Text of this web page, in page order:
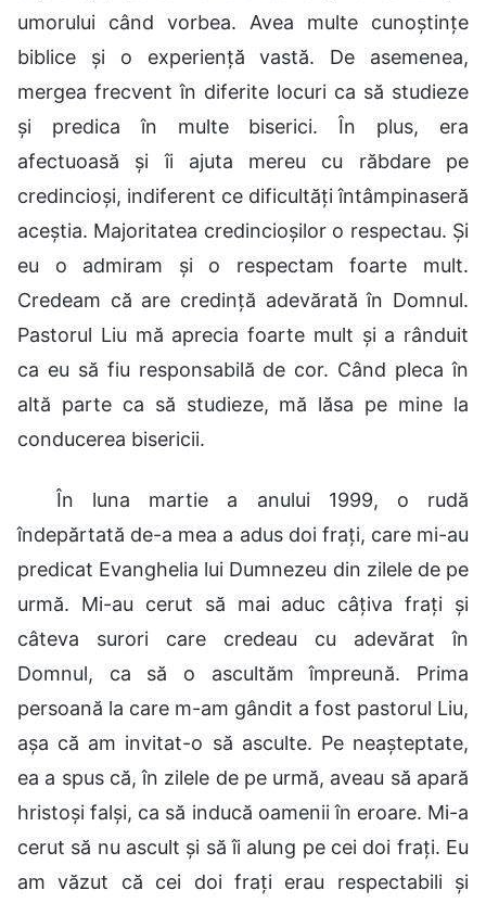
umorului când vorbea. Avea multe cunoștințe
biblice și o experiență vastă. De asemenea,
mergea frecvent în diferite locuri ca să studieze
și predica în multe biserici. În plus, era
afectuoasă și îi ajuta mereu cu răbdare pe
credincioși, indiferent ce dificultăți întâmpinaseră
aceștia. Majoritatea credincioșilor o respectau. Și
eu o admiram și o respectam foarte mult.
Credeam că are credință adevărată în Domnul.
Pastorul Liu mă aprecia foarte mult și a rânduit
ca eu să fiu responsabilă de cor. Când pleca în
altă parte ca să studieze, mă lăsa pe mine la
conducerea bisericii.
În luna martie a anului 1999, o rudă
îndepărtată de-a mea a adus doi frați, care mi-au
predicat Evanghelia lui Dumnezeu din zilele de pe
urmă. Mi-au cerut să mai aduc câțiva frați și
câteva surori care credeau cu adevărat în
Domnul, ca să o ascultăm împreună. Prima
persoană la care m-am gândit a fost pastorul Liu,
așa că am invitat-o să asculte. Pe neașteptate,
ea a spus că, în zilele de pe urmă, aveau să apară
hristoși falși, ca să inducă oamenii în eroare. Mi-a
cerut să nu ascult și să îi alung pe cei doi frați. Eu
am văzut că cei doi frați erau respectabili și